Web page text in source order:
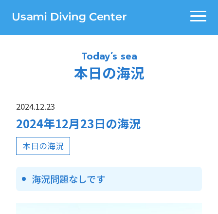
Today’s sea
本日の海況
2024.12.23
2024年12月23日の海況
本日の海況
海況問題なしです